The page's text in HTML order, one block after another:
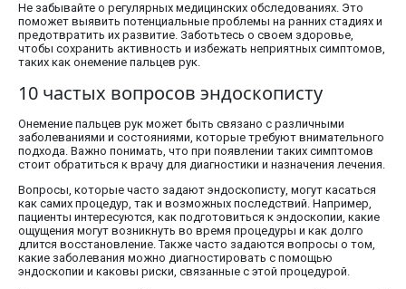
Не забывайте о регулярных медицинских обследованиях. Это
поможет выявить потенциальные проблемы на ранних стадиях и
предотвратить их развитие. Заботьтесь о своем здоровье,
чтобы сохранить активность и избежать неприятных симптомов,
таких как онемение пальцев рук.
10 частых вопросов эндоскописту
Онемение пальцев рук может быть связано с различными
заболеваниями и состояниями, которые требуют внимательного
подхода. Важно понимать, что при появлении таких симптомов
стоит обратиться к врачу для диагностики и назначения лечения.
Вопросы, которые часто задают эндоскописту, могут касаться
как самих процедур, так и возможных последствий. Например,
пациенты интересуются, как подготовиться к эндоскопии, какие
ощущения могут возникнуть во время процедуры и как долго
длится восстановление. Также часто задаются вопросы о том,
какие заболевания можно диагностировать с помощью
эндоскопии и каковы риски, связанные с этой процедурой.